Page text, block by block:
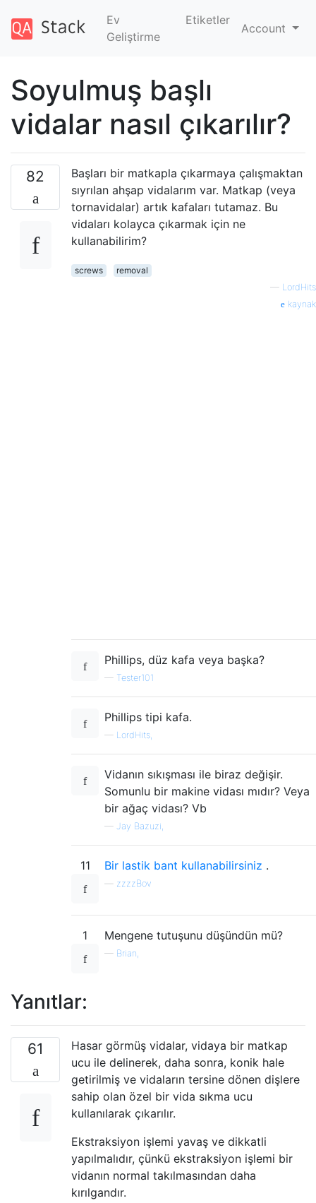
Ev
Geliştirme
Etiketler
Account
Soyulmuş başlı
vidalar nasıl çıkarılır?
82
Başları bir matkapla çıkarmaya çalışmaktan
sıyrılan ahşap vidalarım var. Matkap (veya
tornavidalar) artık kafaları tutamaz. Bu
vidaları kolayca çıkarmak için ne
kullanabilirim?
screws
removal
— LordHits
kaynak
Phillips, düz kafa veya başka?
— Tester101
Phillips tipi kafa.
— LordHits,
Vidanın sıkışması ile biraz değişir.
Somunlu bir makine vidası mıdır? Veya
bir ağaç vidası? Vb
— Jay Bazuzi,
11 Bir lastik bant kullanabilirsiniz .
zzzzBov
1 Mengene tutuşunu düşündün mü?
— Brian,
Yanıtlar:
61
Hasar görmüş vidalar, vidaya bir matkap
ucu ile delinerek, daha sonra, konik hale
getirilmiş ve vidaların tersine dönen dişlere
sahip olan özel bir vida sıkma ucu
kullanılarak çıkarılır.
Ekstraksiyon işlemi yavaş ve dikkatli
yapılmalıdır, çünkü ekstraksiyon işlemi bir
vidanın normal takılmasından daha
kırılgandır.